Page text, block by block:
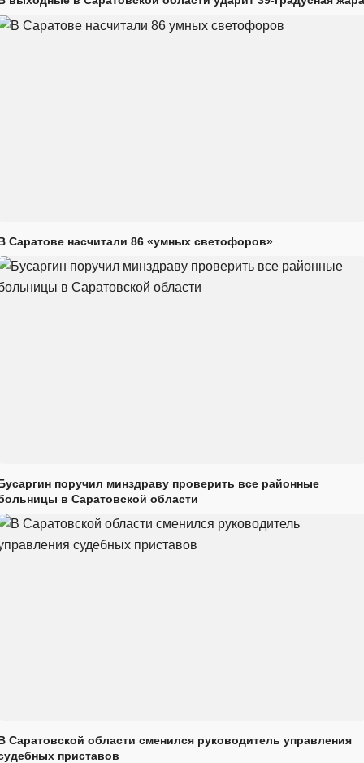
Саратове насчитали 86 «умных светофоров»
поручил минздраву проверить все районные
в Саратовской области
Саратовской области сменился руководитель управления
приставов